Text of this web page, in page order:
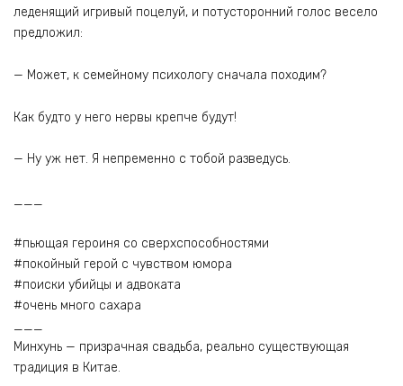
леденящий игривый поцелуй, и потусторонний голос весело
предложил:
— Может, к семейному психологу сначала походим?
Как будто у него нервы крепче будут!
— Ну уж нет. Я непременно с тобой разведусь.
___
#пьющая героиня со сверхспособностями
#покойный герой с чувством юмора
#поиски убийцы и адвоката
#очень много сахара
___
Минхунь — призрачная свадьба, реально существующая
традиция в Китае.